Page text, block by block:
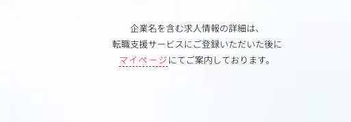
企業名を含む求人情報の詳細は、
転職支援サービスにご登録いただいた後に
マイページにてご案内しております。